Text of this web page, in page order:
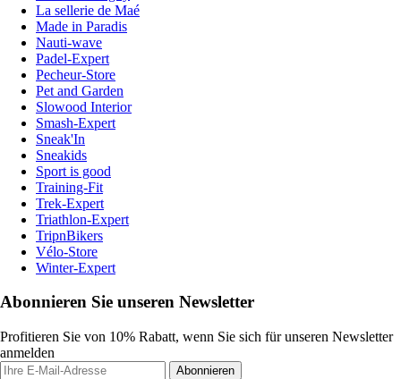
La sellerie de Maé
Made in Paradis
Nauti-wave
Padel-Expert
Pecheur-Store
Pet and Garden
Slowood Interior
Smash-Expert
Sneak'In
Sneakids
Sport is good
Training-Fit
Trek-Expert
Triathlon-Expert
TripnBikers
Vélo-Store
Winter-Expert
Abonnieren Sie unseren Newsletter
Profitieren Sie von 10% Rabatt, wenn Sie sich für unseren Newsletter
anmelden
Abonnieren